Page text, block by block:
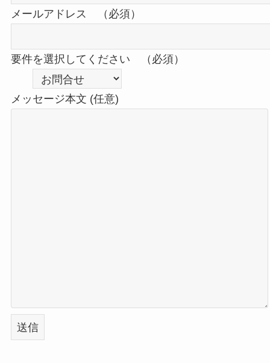
メールアドレス （必須）
要件を選択してください （必須）
メッセージ本文 (任意)